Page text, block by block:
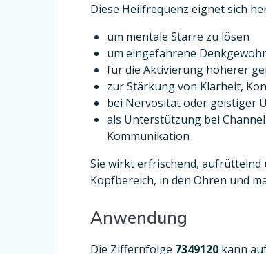
Diese Heilfrequenz eignet sich
um mentale Starre zu lösen
um eingefahrene
für die Aktivierung höherer
zur Stärkung von Klarheit,
bei Nervosität oder geistiger
als Unterstützung bei
Kommunikation
Sie wirkt erfrischend, aufrüttelnd
Kopfbereich, in den Ohren und
Anwendung
Die Ziffernfolge 7349120 kann